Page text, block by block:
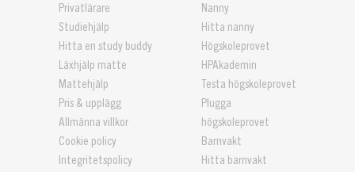
Privatlärare
Studiehjälp
Hitta en study buddy
Läxhjälp matte
Mattehjälp
Pris & upplägg
Allmänna villkor
Cookie policy
Integritetspolicy
Nanny
Hitta nanny
Högskoleprovet
HPAkademin
Testa högskoleprovet
Plugga
högskoleprovet
Barnvakt
Hitta barnvakt